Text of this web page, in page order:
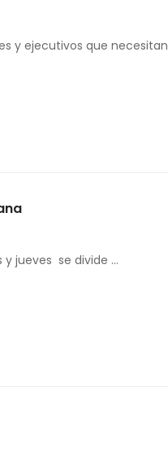
y ejecutivos que necesitan
y jueves se divide …